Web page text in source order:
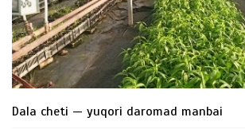
Dala cheti — yuqori daromad manbai